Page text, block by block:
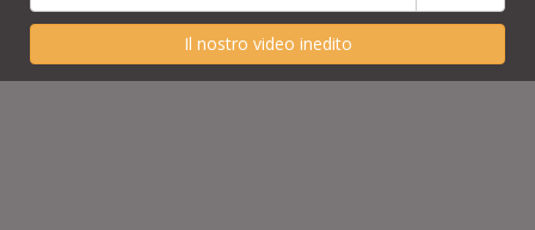
Il nostro video inedito